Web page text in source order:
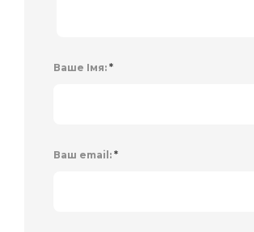
Ваше Імя: *
Ваш email: *